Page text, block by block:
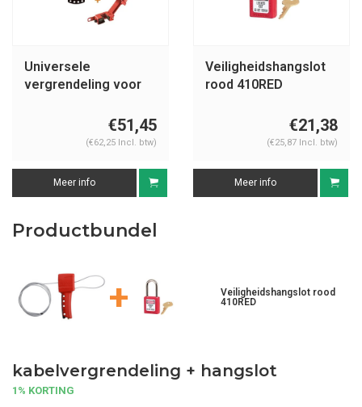
Universele
vergrendeling voor
€51,45
(€62,25 Incl. btw)
Meer info
Veiligheidshangslot
rood 410RED
€21,38
(€25,87 Incl. btw)
Meer info
Productbundel
+
Veiligheidshangslot rood
410RED
kabelvergrendeling + hangslot
1% KORTING